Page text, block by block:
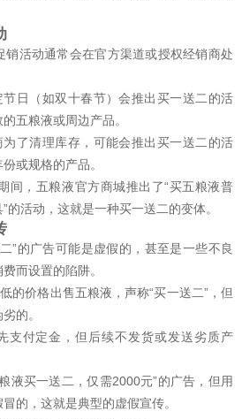
销活动通常会在官方渠道或授权经销商处
日（如双十春节）会推出买一送二的活
五粮液或周边产品。
了清理库存，可能会推出买一送二的活
或规格的产品。
间，五粮液官方商城推出了“买五粮液普
的活动，这就是一种买一送二的变体。
”的广告可能是虚假的，甚至是一些不良
而设置的陷阱。
的价格出售五粮液，声称“买一送二”，但
的。
支付定金，但后续不发货或发送劣质产
液买一送二，仅需2000元”的广告，但用
的，这就是典型的虚假宣传。